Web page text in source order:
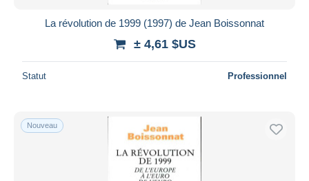
depuis
jours
Uniquement en réduction
Méthodes de paiement
La révolution de 1999 (1997) de Jean Boissonnat
± 4,61 $US
Statut Professionnel
Nouveau